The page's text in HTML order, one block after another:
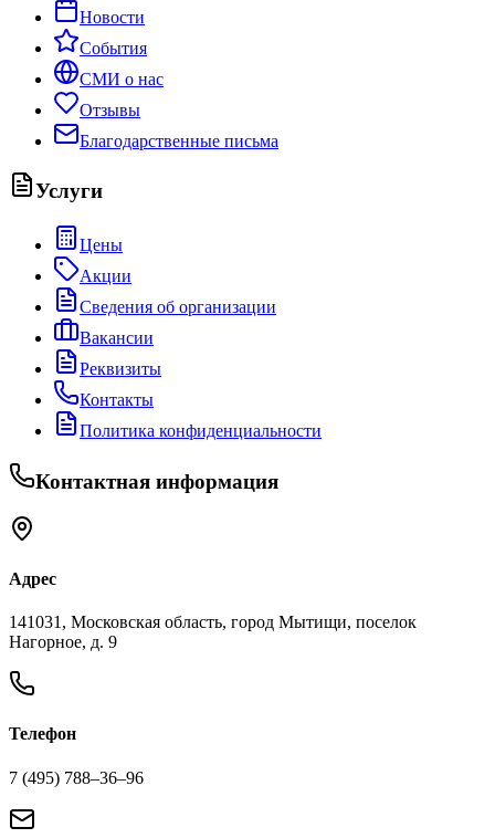
Новости
События
СМИ о нас
Отзывы
Благодарственные письма
Услуги
Цены
Акции
Сведения об организации
Вакансии
Реквизиты
Контакты
Политика конфиденциальности
Контактная информация
Адрес
141031, Московская область, город Мытищи, поселок
Нагорное, д. 9
Телефон
7 (495) 788‒36‒96